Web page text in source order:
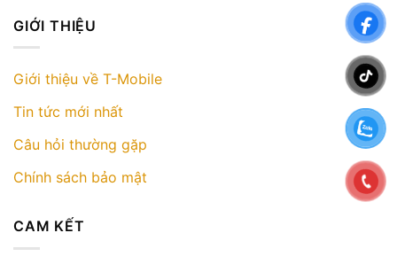
GIỚI THIỆU
Giới thiệu về T-Mobile
Tin tức mới nhất
Câu hỏi thường gặp
Chính sách bảo mật
CAM KẾT